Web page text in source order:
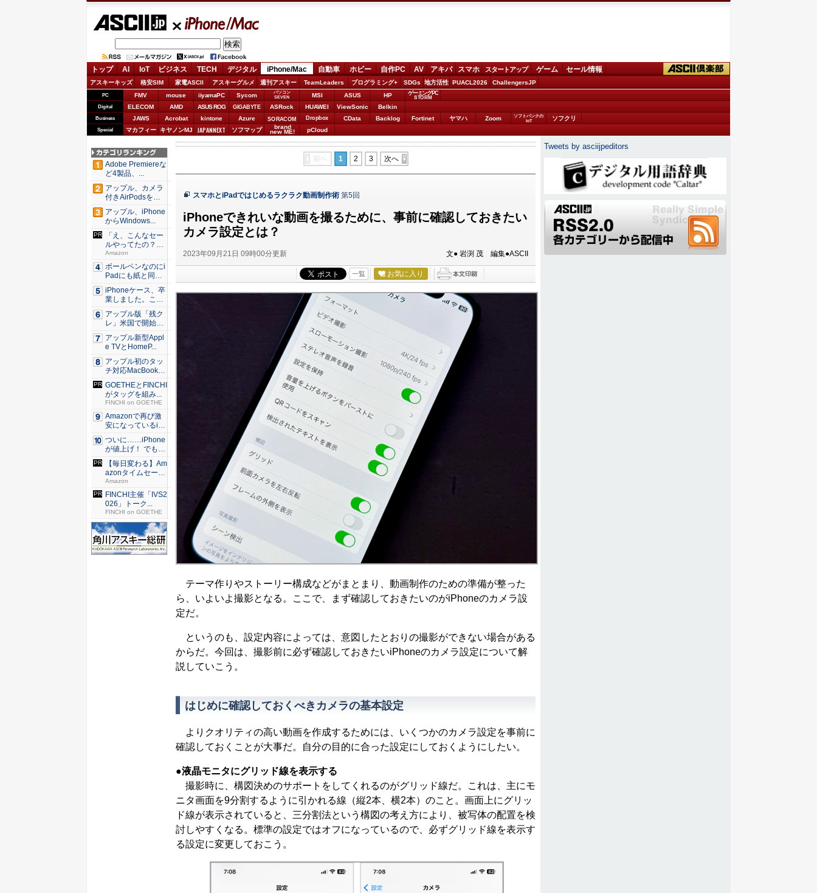
iPhone/Mac
トップ AI IoT ビジネス TECH デジタル iPhone/Mac 自動車 ホビー 自作PC AV アキバ スマホ スタートアップ ゲーム セール情報
アスキーキッズ 格安SIM 家電ASCII アスキーグルメ 週刊アスキー TeamLeaders プログラミング+ SDGs 地方活性 PUACL2026 ChallengersJP
PC FMV mouse iiyamaPC Sycom
パソコン
SEVEN
MSI ASUS HP ゲーミングPC
STORM
Digital ELECOM AMD ASUS ROG GIGABYTE ASRock HUAWEI ViewSonic Belkin
Business JAWS Acrobat kintone Azure SORACOM Dropbox CData Backlog Fortinet ヤマハ Zoom
ソフトバンクの
IoT
ソフクリ
Special マカフィー キヤノンMJ JAPANNEXT ソフマップ brand
new ME! pCloud
前へ 1 2 3 次へ
スマホとiPadではじめるラクラク動画制作術 第5回
iPhoneできれいな動画を撮るために、事前に確認しておきたい
カメラ設定とは？
2023年09月21日 09時00分更新 文● 岩渕 茂 編集●ASCII
一覧 お気に入り
テーマ作りやストーリー構成などがまとまり、動画制作のための準備が整った
ら、いよいよ撮影となる。ここで、まず確認しておきたいのがiPhoneのカメラ設
定だ。
というのも、設定内容によっては、意図したとおりの撮影ができない場合がある
からだ。今回は、撮影前に必ず確認しておきたいiPhoneのカメラ設定について解
説していこう。
はじめに確認しておくべきカメラの基本設定
よりクオリティの高い動画を作成するためには、いくつかのカメラ設定を事前に
確認しておくことが大事だ。自分の目的に合った設定にしておくようにしたい。
●液晶モニタにグリッド線を表示する
撮影時に、構図決めのサポートをしてくれるのがグリッド線だ。これは、主にモ
ニタ画面を9分割するように引かれる線（縦2本、横2本）のこと。画面上にグリッ
ド線が表示されていると、三分割法という構図の考え方により、被写体の配置を検
討しやすくなる。標準の設定ではオフになっているので、必ずグリッド線を表示す
る設定に変更しておこう。
Adobe Premiereな
ど4製品、...
アップル、カメラ
付きAirPodsを年
内...
アップル、iPhone
からWindows...
「え、こんなセー
ルやってたの？」
80％O...
Amazon
ボールペンなのにi
Padにも紙と同じ
滑ら...
iPhoneケース、卒
業しました。これ
か...
アップル版「残ク
レ」米国で開始 i
Pho...
アップル新型Appl
e TVとHomeP...
アップル初のタッ
チ対応MacBook、
早...
GOETHEとFINCHI
がタッグを組み...
FINCHI on GOETHE
Amazonで再び激
安になっているiP
h...
ついに……iPhone
が値上げ！ でも
こ...
【毎日変わる】Am
azonタイムセール
が...
Amazon
FINCHI主催「IVS2
026」トーク...
FINCHI on GOETHE
Tweets by asciijpeditors